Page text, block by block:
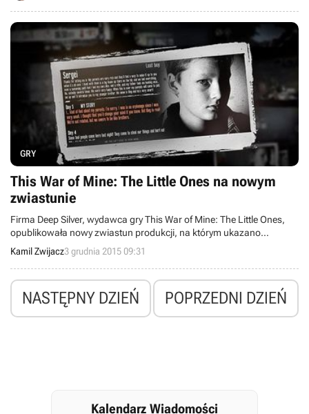
GRY
This War of Mine: The Little Ones na nowym
zwiastunie
Firma Deep Silver, wydawca gry This War of Mine: The Little Ones,
opublikowała nowy zwiastun produkcji, na którym ukazano
rozgrywkę. Tytuł ukaże się 29 stycznia 2016 roku na konsolach Xbox
One i PlayStation 4.
Kamil Zwijacz3 grudnia 2015 09:31
NASTĘPNY DZIEŃ POPRZEDNI DZIEŃ
Kalendarz Wiadomości